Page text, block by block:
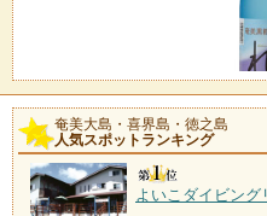
奄美大島・喜界島・徳之島
人気スポットランキング
よいこダイビング